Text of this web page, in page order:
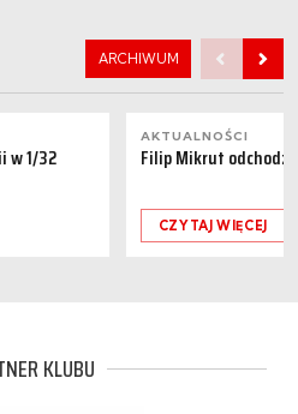
ARCHIWUM
w 1/32
AKTUALNOŚCI
Filip Mikrut
CZYTAJ WIĘCEJ
KLUBU